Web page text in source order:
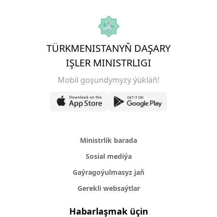
TÜRKMENISTANYŇ DAŞARY
IŞLER MINISTRLIGI
Mobil goşundymyzy ýükläň!
Ministrlik barada
Sosial mediýa
Gaýragoýulmasyz jaň
Gerekli websaýtlar
Habarlaşmak üçin